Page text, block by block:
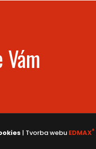
| Tvorba webu EDMAX®